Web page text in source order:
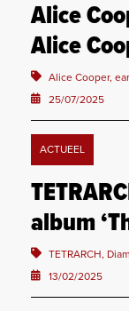
Alice
Alice
Alice Cooper,
25/07/2025
ACTUEEL
album
TETRARCH,
13/02/2025